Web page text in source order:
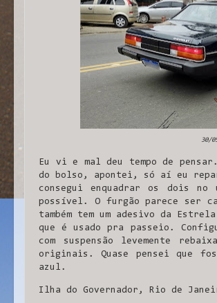
30/
Eu vi e mal deu tempo de
do bolso, apontei, só aí eu
consegui enquadrar os dois
possível. O furgão parece ser
também tem um adesivo da
que é usado pra passeio.
com suspensão levemente
originais. Quase pensei que
azul.
Ilha do Governador, Rio de